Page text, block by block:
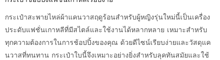
กระเป๋าสะพายไหล่ผ้าแคนวาสฤดูร้อนสำหรับผู้หญิงรุ่นใหม่นี้เป็นเครื่อง
ประดับแฟชั่นเกาหลีที่มีสไตล์และใช้งานได้หลากหลาย เหมาะสำหรับ
ทุกความต้องการในการช้อปปิ้งของคุณ ด้วยดีไซน์เรียบง่ายและวัสดุแค
นวาสที่ทนทาน กระเป๋าใบนี้จึงเหมาะอย่างยิ่งสำหรับลุคทันสมัยและใช้